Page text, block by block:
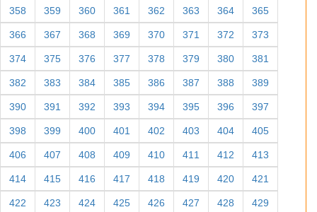
358 359 360 361 362 363 364 365
366 367 368 369 370 371 372 373
374 375 376 377 378 379 380 381
382 383 384 385 386 387 388 389
390 391 392 393 394 395 396 397
398 399 400 401 402 403 404 405
406 407 408 409 410 411 412 413
414 415 416 417 418 419 420 421
422 423 424 425 426 427 428 429